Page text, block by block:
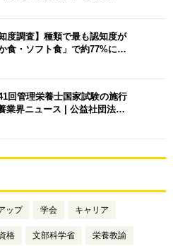
度調査】種類で最も認知度が
食・ソフト食」で約77%に…
回管理栄養士国家試験の施行
業界ニュース | 公益社団法…
ップ 学会 キャリア
格 文部科学省 栄養教諭